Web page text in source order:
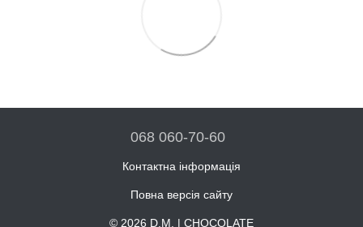
068 060-70-60
Контактна інформація
Повна версія сайту
© 2026 D.M. | CHOCOLATE